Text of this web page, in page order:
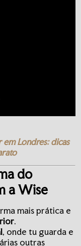
Londres: dicas
do
a Wise
mais prática e
.
, onde tu guarda e
outras